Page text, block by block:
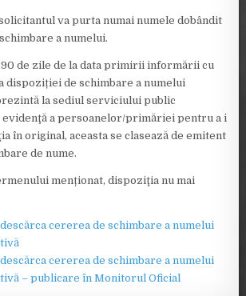
va purta numai numele dobândit
a numelui.
90 de zile de la data primirii informării cu
de schimbare a numelui
la sediul serviciului public
evidenţă a persoanelor/primăriei pentru a i
în original, aceasta se clasează de emitent
de nume.
menționat, dispoziţia nu mai
cererea de schimbare a numelui
cererea de schimbare a numelui
– publicare în Monitorul Oficial